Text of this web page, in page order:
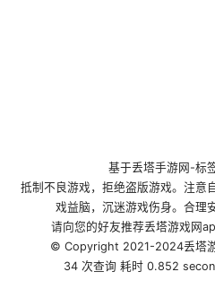
基于丢塔手游网 -标
抵制不良游戏，拒绝盗版游戏。注意
戏益脑，沉迷游戏伤身。合理
请向您的好友推荐丢塔游戏网
© Copyright 2021-2024丢塔
34 次查询 耗时 0.852